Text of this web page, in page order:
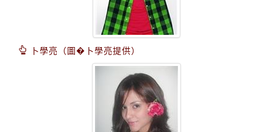
卜學亮（圖�卜學亮提供）